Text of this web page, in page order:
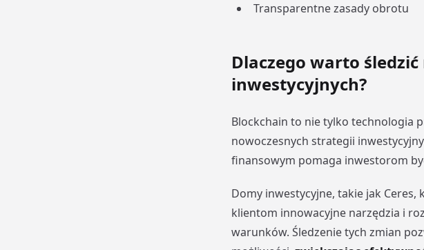
Transparentne zasady obrotu
Dlaczego warto
inwestycyjnych?
Blockchain to nie tylko technologia
nowoczesnych strategii
finansowym pomaga inwestorom
Domy inwestycyjne, takie jak
klientom innowacyjne narzędzia i
warunków. Śledzenie tych zmian